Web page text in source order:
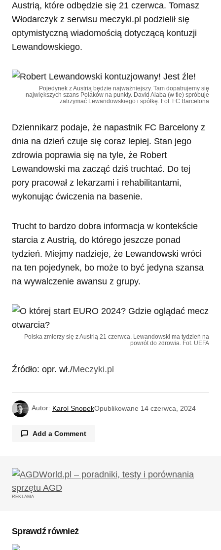
Austrią, które odbędzie się 21 czerwca. Tomasz
Włodarczyk z serwisu meczyki.pl podzielił się
optymistyczną wiadomością dotyczącą kontuzji
Lewandowskiego.
Pojedynek z Austrią będzie najważniejszy. Tam dopatrujemy się
największych szans Polaków na punkty. David Alaba (w tle) spróbuje
zatrzymać Lewandowskiego i spółkę. Fot. FC Barcelona
Dziennikarz podaje, że napastnik FC Barcelony z
dnia na dzień czuje się coraz lepiej. Stan jego
zdrowia poprawia się na tyle, że Robert
Lewandowski ma zacząć dziś truchtać. Do tej
pory pracował z lekarzami i rehabilitantami,
wykonując ćwiczenia na basenie.
Trucht to bardzo dobra informacja w kontekście
starcia z Austrią, do którego jeszcze ponad
tydzień. Miejmy nadzieje, że Lewandowski wróci
na ten pojedynek, bo może to być jedyna szansa
na wywalczenie awansu z grupy.
Polska zmierzy się z Austrią 21 czerwca. Lewandowski ma tydzień na
powrót do zdrowia. Fot. UEFA
Źródło: opr. wł./Meczyki.pl
Autor: Karol SnopekOpublikowane 14 czerwca, 2024
Add a Comment
Twój adres email nie zostanie opublikowany.
Wymagane pola są oznaczone
REKLAMA
Sprawdź również